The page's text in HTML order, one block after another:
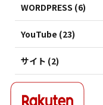
WORDPRESS (6)
YouTube (23)
サイト (2)